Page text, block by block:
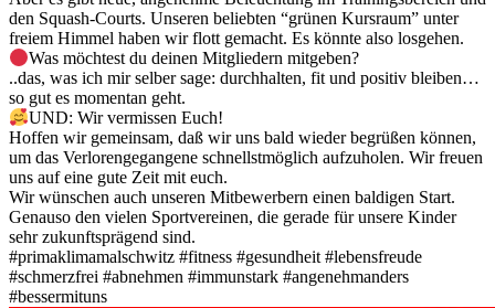
den Squash-Courts. Unseren beliebten “grünen Kursraum” unter
freiem Himmel haben wir flott gemacht. Es könnte also losgehen.
Was möchtest du deinen Mitgliedern mitgeben?
..das, was ich mir selber sage: durchhalten, fit und positiv bleiben…
so gut es momentan geht.
UND: Wir vermissen Euch!
Hoffen wir gemeinsam, daß wir uns bald wieder begrüßen können,
um das Verlorengegangene schnellstmöglich aufzuholen. Wir freuen
uns auf eine gute Zeit mit euch.
Wir wünschen auch unseren Mitbewerbern einen baldigen Start.
Genauso den vielen Sportvereinen, die gerade für unsere Kinder
sehr zukunftsprägend sind.
#primaklimamalschwitz #fitness #gesundheit #lebensfreude
#schmerzfrei #abnehmen #immunstark #angenehmanders
#bessermituns